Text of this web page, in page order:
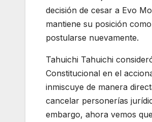
decisión de cesar a Evo
mantiene su posición
postularse nuevamente.
Tahuichi Tahuichi
Constitucional en el
inmiscuye de manera
cancelar personerías
embargo, ahora vemos